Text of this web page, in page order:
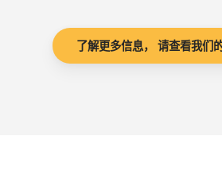
了解更多信息， 请查看我们